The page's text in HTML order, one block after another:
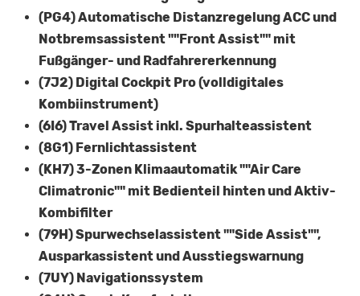
(PG4) Automatische Distanzregelung ACC und
Notbremsassistent ""Front Assist"" mit
Fußgänger- und Radfahrererkennung
(7J2) Digital Cockpit Pro (volldigitales
Kombiinstrument)
(6I6) Travel Assist inkl. Spurhalteassistent
(8G1) Fernlichtassistent
(KH7) 3-Zonen Klimaautomatik ""Air Care
Climatronic"" mit Bedienteil hinten und Aktiv-
Kombifilter
(79H) Spurwechselassistent ""Side Assist"",
Ausparkassistent und Ausstiegswarnung
(7UY) Navigationssystem